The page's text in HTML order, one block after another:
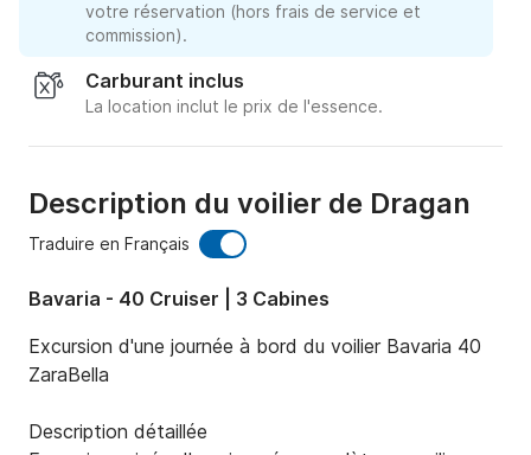
votre réservation (hors frais de service et
commission).
Carburant inclus
La location inclut le prix de l'essence.
Description du voilier de Dragan
Traduire en Français
Bavaria - 40 Cruiser | 3 Cabines
Excursion d'une journée à bord du voilier Bavaria 40
ZaraBella
Description détaillée